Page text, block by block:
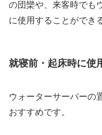
の団欒や、来客時でも
に使用することができ
就寝前・起床時に使
ウォーターサーバーの
おすすめです。